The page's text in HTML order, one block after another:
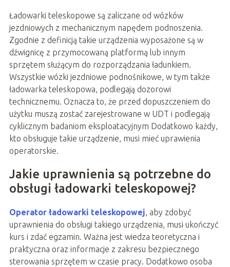
Ładowarki teleskopowe są zaliczane od wózków
jezdniowych z mechanicznym napędem podnoszenia.
Zgodnie z definicją takie urządzenia wyposażone są w
dźwignicę z przymocowaną platformą lub innym
sprzętem służącym do rozporządzania ładunkiem.
Wszystkie wózki jezdniowe podnośnikowe, w tym także
ładowarka teleskopowa, podlegają dozorowi
technicznemu. Oznacza to, że przed dopuszczeniem do
użytku muszą zostać zarejestrowane w UDT i podlegają
cyklicznym badaniom eksploatacyjnym Dodatkowo każdy,
kto obsługuje takie urządzenie, musi mieć uprawienia
operatorskie.
Jakie uprawnienia są potrzebne do
obsługi ładowarki teleskopowej?
Operator ładowarki teleskopowej, aby zdobyć
uprawnienia do obsługi takiego urządzenia, musi ukończyć
kurs i zdać egzamin. Ważna jest wiedza teoretyczna i
praktyczna oraz informacje z zakresu bezpiecznego
sterowania sprzętem w czasie pracy. Dodatkowo osoba